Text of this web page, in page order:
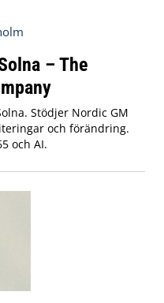
– The
Stödjer Nordic GM
och förändring.
och AI.